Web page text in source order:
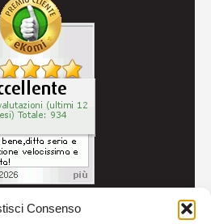
Consenso